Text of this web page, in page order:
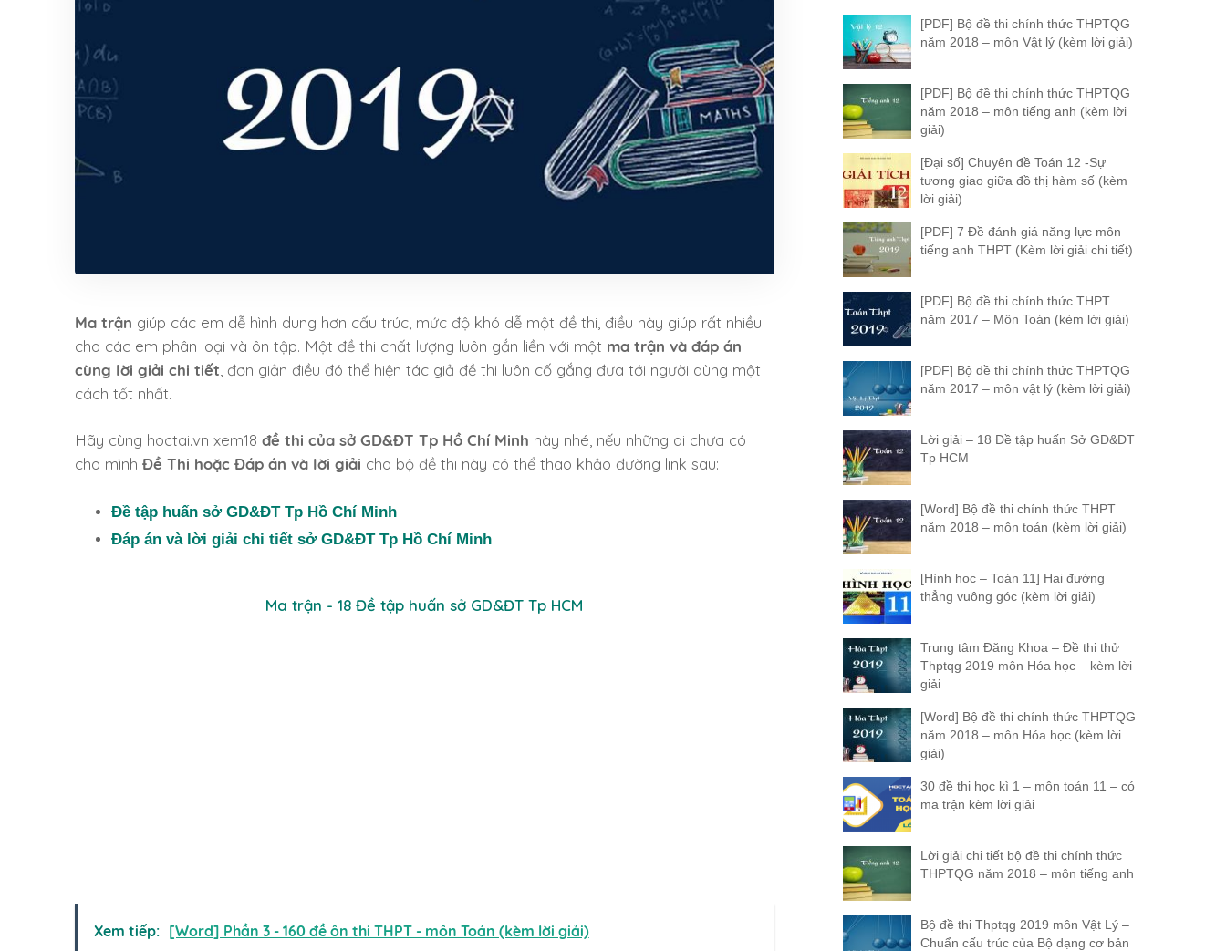
Ma trận giúp các em dễ hình dung hơn cấu trúc, mức độ khó dễ một đề thi, điều này giúp rất nhiều
cho các em phân loại và ôn tập. Một đề thi chất lượng luôn gắn liền với một ma trận và đáp án
cùng lời giải chi tiết , đơn giản điều đó thể hiện tác giả đề thi luôn cố gắng đưa tới người dùng một
cách tốt nhất.
Hãy cùng hoctai.vn xem18 đề thi của sở GD&ĐT Tp Hồ Chí Minh này nhé, nếu những ai chưa có
cho mình Đề Thi hoặc Đáp án và lời giải cho bộ đề thi này có thể thao khảo đường link sau:
Đề tập huấn sở GD&ĐT Tp Hồ Chí Minh
Đáp án và lời giải chi tiết sở GD&ĐT Tp Hồ Chí Minh
Ma trận - 18 Đề tập huấn sở GD&ĐT Tp HCM
Xem tiếp: [Word] Phần 3 - 160 đề ôn thi THPT - môn Toán (kèm lời giải)
[PDF] Bộ đề thi chính thức THPTQG
năm 2018 – môn Vật lý (kèm lời giải)
[PDF] Bộ đề thi chính thức THPTQG
năm 2018 – môn tiếng anh (kèm lời
giải)
[Đại số] Chuyên đề Toán 12 -Sự
tương giao giữa đồ thị hàm số (kèm
lời giải)
[PDF] 7 Đề đánh giá năng lực môn
tiếng anh THPT (Kèm lời giải chi tiết)
[PDF] Bộ đề thi chính thức THPT
năm 2017 – Môn Toán (kèm lời giải)
[PDF] Bộ đề thi chính thức THPTQG
năm 2017 – môn vật lý (kèm lời giải)
Lời giải – 18 Đề tập huấn Sở GD&ĐT
Tp HCM
[Word] Bộ đề thi chính thức THPT
năm 2018 – môn toán (kèm lời giải)
[Hình học – Toán 11] Hai đường
thẳng vuông góc (kèm lời giải)
Trung tâm Đăng Khoa – Đề thi thử
Thptqg 2019 môn Hóa học – kèm lời
giải
[Word] Bộ đề thi chính thức THPTQG
năm 2018 – môn Hóa học (kèm lời
giải)
30 đề thi học kì 1 – môn toán 11 – có
ma trận kèm lời giải
Lời giải chi tiết bộ đề thi chính thức
THPTQG năm 2018 – môn tiếng anh
Bộ đề thi Thptqg 2019 môn Vật Lý –
Chuẩn cấu trúc của Bộ dạng cơ bản